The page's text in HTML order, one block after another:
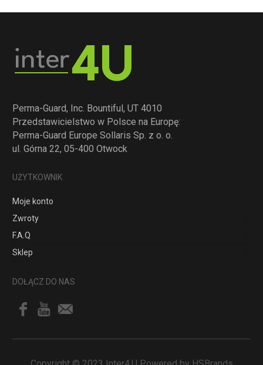
Perma-Guard, Inc. Bountiful, UT 4010
Przedstawicielstwo w Polsce na Europę:
Perma-Guard Europe Sollaris Sp. z o. o.
ul. Górna 22, 05-400 Otwock
UŻYTKOWNIK
Moje konto
Zwroty
F.A.Q
Sklep
DOŁĄCZ DO NAS